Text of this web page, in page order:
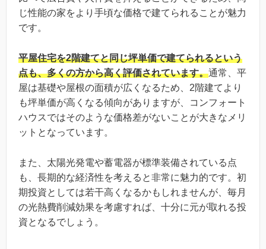
じ性能の家をより手頃な価格で建てられることが魅力
です。
平屋住宅を2階建てと同じ坪単価で建てられるという
点も、多くの方から高く評価されています。通常、平
屋は基礎や屋根の面積が広くなるため、2階建てより
も坪単価が高くなる傾向がありますが、コンフォート
ハウスではそのような価格差がないことが大きなメリ
ットとなっています。
また、太陽光発電や蓄電器が標準装備されている点
も、長期的な経済性を考えると非常に魅力的です。初
期投資としては若干高くなるかもしれませんが、毎月
の光熱費削減効果を考慮すれば、十分に元が取れる投
資となるでしょう。